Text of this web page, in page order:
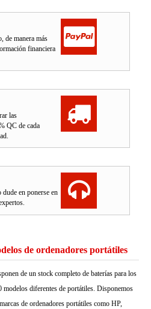
de manera más
financiera
las
QC de cada
en ponerse en
de ordenadores portátiles
de un stock completo de baterías para los
modelos diferentes de portátiles. Disponemos
de ordenadores portátiles como HP,